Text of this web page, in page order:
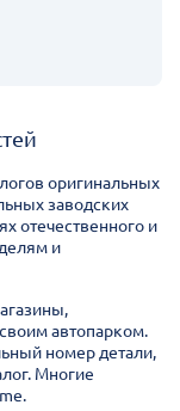
оригинальных
заводских
отечественного и
и
автопарком.
номер детали,
Многие